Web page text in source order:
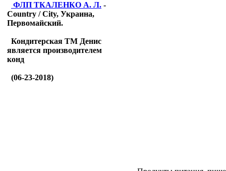
ФЛП ТКАЛЕНКО А. Л. -
Country / City, Украина,
Первомайский.
Кондитерская ТМ Денис
является производителем
конд
(06-23-2018)